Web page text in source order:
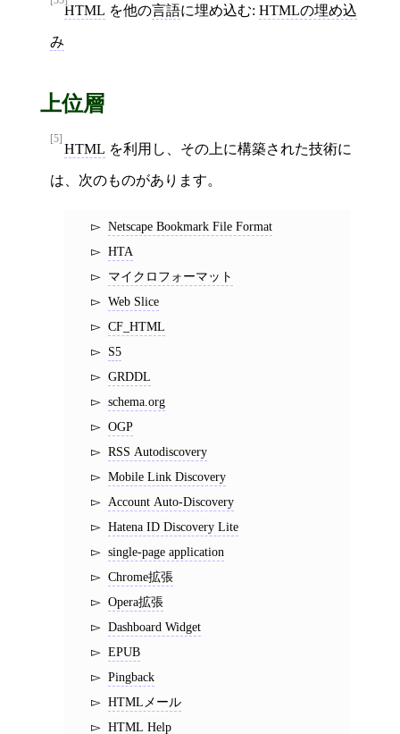
HTML を他の言語に埋め込む: HTMLの埋め込
み
上位層
[5]
HTML を利用し、その上に構築された技術に
は、次のものがあります。
Netscape Bookmark File Format
HTA
マイクロフォーマット
Web Slice
CF_HTML
S5
GRDDL
schema.org
OGP
RSS Autodiscovery
Mobile Link Discovery
Account Auto-Discovery
Hatena ID Discovery Lite
single-page application
Chrome拡張
Opera拡張
Dashboard Widget
EPUB
Pingback
HTMLメール
HTML Help